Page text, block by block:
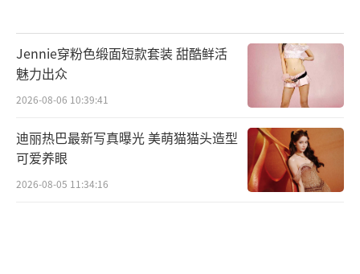
Jennie穿粉色缎面短款套装 甜酷鲜活
魅力出众
2026-08-06 10:39:41
迪丽热巴最新写真曝光 美萌猫猫头造型
可爱养眼
2026-08-05 11:34:16